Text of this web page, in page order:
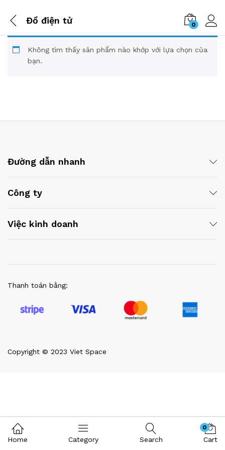
Đồ điện tử 0
Không tìm thấy sản phẩm nào khớp với lựa chọn của
bạn.
Đường dẫn nhanh
Công ty
Việc kinh doanh
Copyright © 2023 Viet Space
Thanh toán bằng:
Home Category Search
0
Cart